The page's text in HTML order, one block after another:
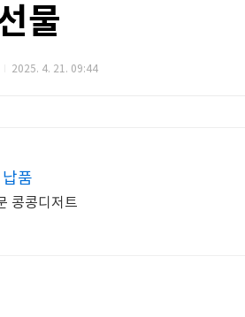
물
2025. 4. 21. 09:44
품
콩콩디저트